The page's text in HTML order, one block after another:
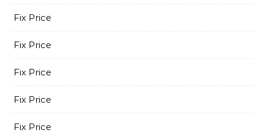
Fix Price
Fix Price
Fix Price
Fix Price
Fix Price